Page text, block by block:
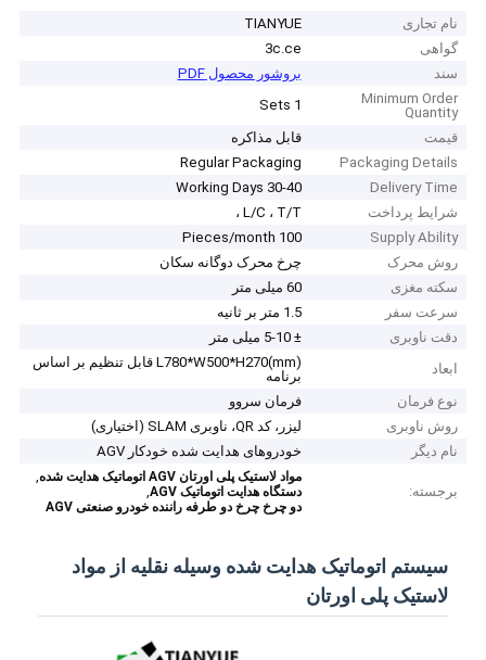
نام تجاری
TIANYUE
گواهی
3c.ce
سند
بروشور محصول PDF
Minimum Order
Quantity
1 Sets
قیمت
قابل مذاکره
Packaging Details
Regular Packaging
Delivery Time
30-40 Working Days
شرایط پرداخت
L/C ، T/T ،
Supply Ability
100 Pieces/month
روش محرک
چرخ محرک دوگانه سکان
سکته مغزی
60 میلی متر
سرعت سفر
1.5 متر بر ثانیه
دقت ناوبری
± 5-10 میلی متر
ابعاد
L780*W500*H270(mm) قابل تنظیم بر اساس
برنامه
نوع فرمان
فرمان سروو
روش ناوبری
لیزر، کد QR، ناوبری SLAM (اختیاری)
نام دیگر
خودروهای هدایت شده خودکار AGV
برجسته:
مواد لاستیک پلی اورتان AGV اتوماتیک هدایت شده ,
دستگاه هدایت اتوماتیک AGV ,
دو چرخ چرخ دو طرفه راننده خودرو صنعتی AGV
سیستم اتوماتیک هدایت شده وسیله نقلیه از مواد
لاستیک پلی اورتان